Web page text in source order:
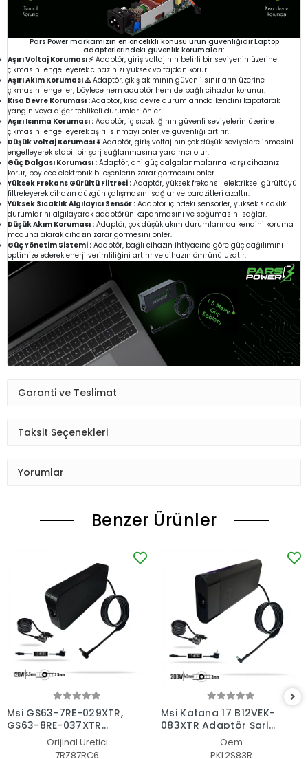
Pars Power markamızın en öncelikli konusu ürün güvenliğidir.Laptop
adaptörlerindeki güvenlik korumaları:
Aşırı Voltaj Koruması ⚡ Adaptör, giriş voltajının belirli bir seviyenin üzerine
çıkmasını engelleyerek cihazınızı yüksek voltajdan korur.
Aşırı Akım Koruması ⚠️Adaptör, çıkış akımının güvenli sınırların üzerine
çıkmasını engeller, böylece hem adaptör hem de bağlı cihazlar korunur.
Kısa Devre Koruması :Adaptör, kısa devre durumlarında kendini kapatarak
yangın veya diğer tehlikeli durumları önler.
Aşırı Isınma Koruması : Adaptör, iç sıcaklığının güvenli seviyelerin üzerine
çıkmasını engelleyerek aşırı ısınmayı önler ve güvenliği artırır.
Düşük Voltaj Koruması ⬇️ Adaptör, giriş voltajının çok düşük seviyelere inmesini
engelleyerek stabil bir şarj sağlanmasına yardımcı olur.
Güç Dalgası Koruması : Adaptör, ani güç dalgalanmalarına karşı cihazınızı
korur, böylece elektronik bileşenlerin zarar görmesini önler.
Yüksek Frekans Gürültü Filtresi : Adaptör, yüksek frekanslı elektriksel gürültüyü
filtreleyerek cihazın düzgün çalışmasını sağlar ve parazitleri azaltır.
Yüksek Sıcaklık Algılayıcı Sensör : Adaptör içindeki sensörler, yüksek sıcaklık
durumlarını algılayarak adaptörün kapanmasını ve soğumasını sağlar.
Düşük Akım Koruması : Adaptör, çok düşük akım durumlarında kendini koruma
moduna alarak cihazın zarar görmesini önler.
Güç Yönetim Sistemi : Adaptör, bağlı cihazın ihtiyacına göre güç dağılımını
optimize ederek enerji verimliliğini artırır ve cihazın ömrünü uzatır.
Garanti ve Teslimat
Taksit Seçenekleri
Yorumlar
Benzer Ürünler
Msi GS63-7RE-029XTR,
GS63-8RE-037XTR
Adaptör Şarj Aleti-
Orijinal Üretici
7RZ87RC6
Msi Katana 17 B12VEK-
083XTR Adaptör Şarj
Aleti-CihazıOem
PKL2S83R